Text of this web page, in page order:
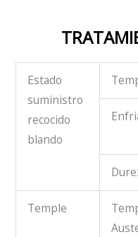
Estado
suministro
recocido
blando
Temple